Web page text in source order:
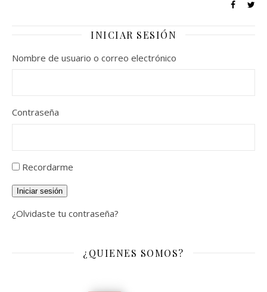
INICIAR SESIÓN
Nombre de usuario o correo electrónico
Contraseña
Recordarme
Iniciar sesión
¿Olvidaste tu contraseña?
¿QUIENES SOMOS?